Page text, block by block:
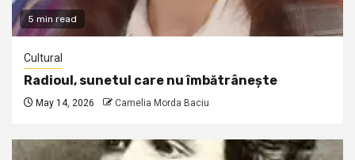
5 min read
Cultural
Radioul, sunetul care nu îmbătrânește
May 14, 2026 Camelia Morda Baciu